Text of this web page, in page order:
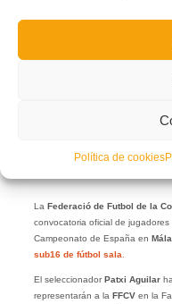
Política de cookies
La Federació de Futbol de la
convocatoria oficial de
Campeonato de España en
sub16 de fútbol sala
El seleccionadorPatxi Aguilarha
representarán a la FFCVen la